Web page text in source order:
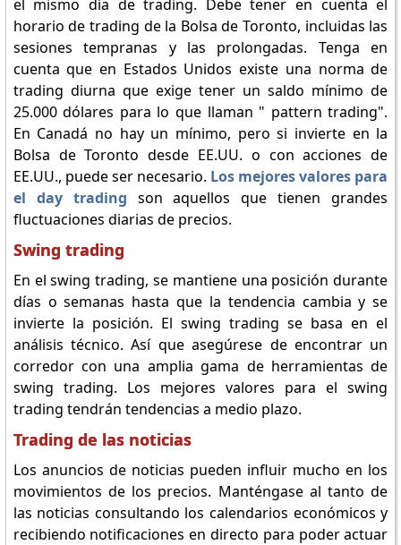
el mismo día de trading. Debe tener en cuenta el
horario de trading de la Bolsa de Toronto, incluidas las
sesiones tempranas y las prolongadas. Tenga en
cuenta que en Estados Unidos existe una norma de
trading diurna que exige tener un saldo mínimo de
25.000 dólares para lo que llaman " pattern trading".
En Canadá no hay un mínimo, pero si invierte en la
Bolsa de Toronto desde EE.UU. o con acciones de
EE.UU., puede ser necesario. Los mejores valores para
el day trading son aquellos que tienen grandes
fluctuaciones diarias de precios.
Swing trading
En el swing trading, se mantiene una posición durante
días o semanas hasta que la tendencia cambia y se
invierte la posición. El swing trading se basa en el
análisis técnico. Así que asegúrese de encontrar un
corredor con una amplia gama de herramientas de
swing trading. Los mejores valores para el swing
trading tendrán tendencias a medio plazo.
Trading de las noticias
Los anuncios de noticias pueden influir mucho en los
movimientos de los precios. Manténgase al tanto de
las noticias consultando los calendarios económicos y
recibiendo notificaciones en directo para poder actuar